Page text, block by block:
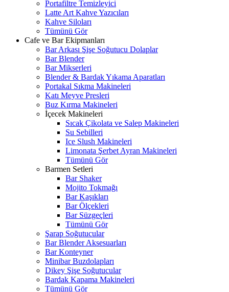
Portafiltre Temizleyici
Latte Art Kahve Yazıcıları
Kahve Siloları
Tümünü Gör
Cafe ve Bar Ekipmanları
Bar Arkası Şişe Soğutucu Dolaplar
Bar Blender
Bar Mikserleri
Blender & Bardak Yıkama Aparatları
Portakal Sıkma Makineleri
Katı Meyve Presleri
Buz Kırma Makineleri
İçecek Makineleri
Sıcak Çikolata ve Salep Makineleri
Su Sebilleri
Ice Slush Makineleri
Limonata Şerbet Ayran Makineleri
Tümünü Gör
Barmen Setleri
Bar Shaker
Mojito Tokmağı
Bar Kaşıkları
Bar Ölçekleri
Bar Süzgeçleri
Tümünü Gör
Şarap Soğutucular
Bar Blender Aksesuarları
Bar Konteyner
Minibar Buzdolapları
Dikey Şişe Soğutucular
Bardak Kapama Makineleri
Tümünü Gör